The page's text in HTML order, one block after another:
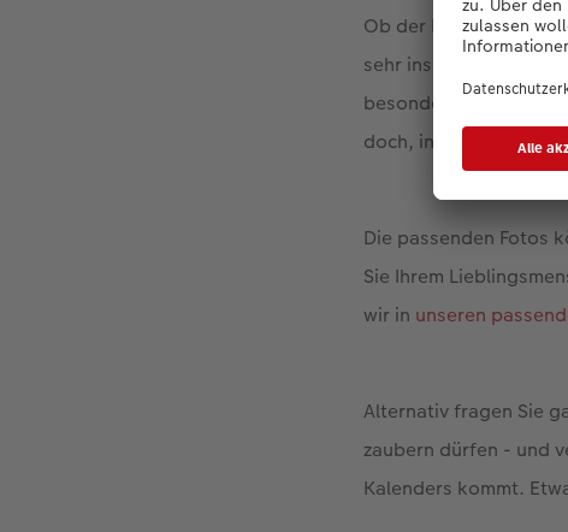
Ob der Hund des
sehr ins Herz
besonderen Platz im
doch, indem Sie den
Die passenden Fotos
Sie Ihrem
wir in unseren
Alternativ fragen Sie
zaubern dürfen - und
Kalenders kommt.